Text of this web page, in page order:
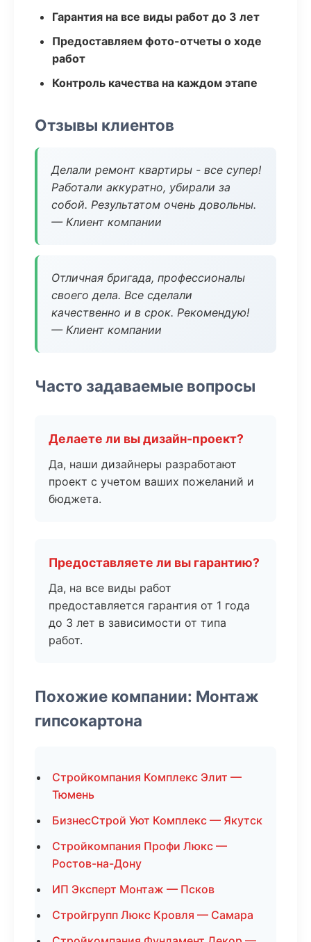
Гарантия на все виды работ до 3 лет
Предоставляем фото-отчеты о ходе
работ
Контроль качества на каждом этапе
Отзывы клиентов
Делали ремонт квартиры - все супер!
Работали аккуратно, убирали за
собой. Результатом очень довольны.
— Клиент компании
Отличная бригада, профессионалы
своего дела. Все сделали
качественно и в срок. Рекомендую!
— Клиент компании
Часто задаваемые вопросы
Делаете ли вы дизайн-проект?
Да, наши дизайнеры разработают
проект с учетом ваших пожеланий и
бюджета.
Предоставляете ли вы гарантию?
Да, на все виды работ
предоставляется гарантия от 1 года
до 3 лет в зависимости от типа
работ.
Похожие компании: Монтаж
гипсокартона
Стройкомпания Комплекс Элит —
Тюмень
БизнесСтрой Уют Комплекс — Якутск
Стройкомпания Профи Люкс —
Ростов-на-Дону
ИП Эксперт Монтаж — Псков
Стройгрупп Люкс Кровля — Самара